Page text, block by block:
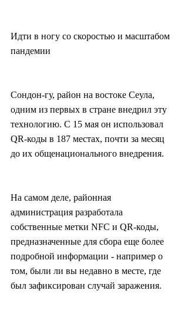
Идти в ногу со скоростью и масштабом
пандемии
Сондон-гу, район на востоке Сеула,
одним из первых в стране внедрил эту
технологию. С 15 мая он использовал
QR-коды в 187 местах, почти за месяц
до их общенационального внедрения.
На самом деле, районная
администрация разработала
собственные метки NFC и QR-коды,
предназначенные для сбора еще более
подробной информации - например о
том, были ли вы недавно в месте, где
был зафиксирован случай заражения.